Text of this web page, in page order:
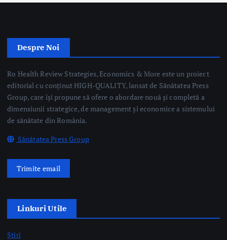
Despre Noi
Ro Health Review Strategies, Economics & More este un proiect
editorial cu conținut HIGH-QUALITY, lansat de Sănătatea Press
Group, care își propune să ofere o abordare nouă și completă a
dimensiunii strategice, de management și economice a sistemului
de sănătate din România.
Sănătatea Press Group
Trimite email
Linkuri Utile
Știri